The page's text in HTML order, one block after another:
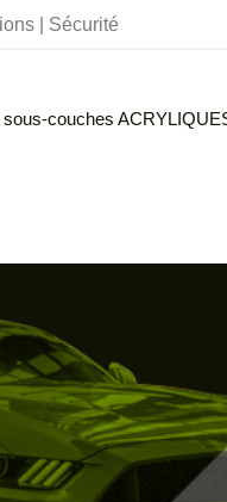
| Sécurité
couches